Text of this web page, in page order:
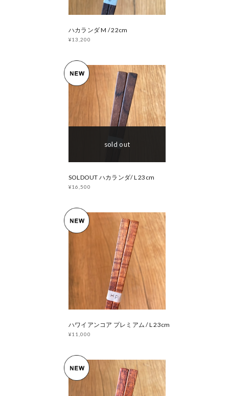
ハカランダ M / 22cm
¥13,200
sold out
SOLDOUT ハカランダ/ L 23cm
¥16,500
ハワイアンコア プレミアム / L 23cm
¥11,000